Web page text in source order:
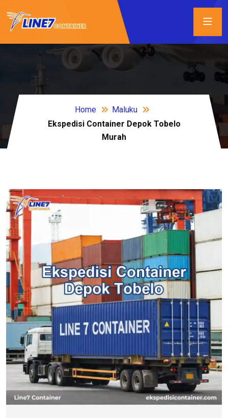
Home
Maluku
Ekspedisi Container Depok Tobelo
Murah